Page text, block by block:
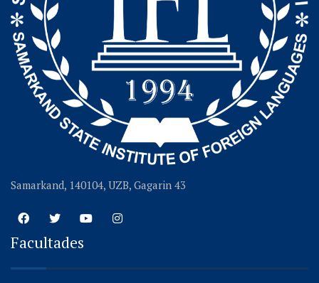
Samarkand, 140104, UZB, Gagarin 43
Facultades